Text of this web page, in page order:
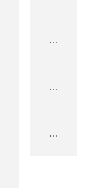
...
...
...